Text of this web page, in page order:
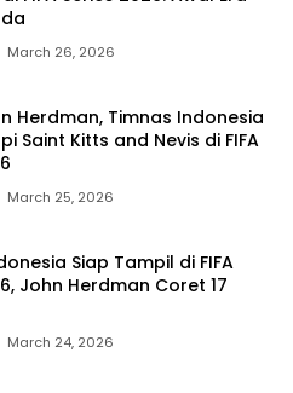
March 26, 2026
Herdman, Timnas Indonesia
Saint Kitts and Nevis di FIFA
March 25, 2026
Siap Tampil di FIFA
John Herdman Coret 17
March 24, 2026